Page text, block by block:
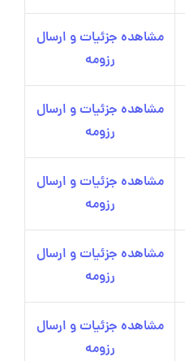
مشاهده جزئیات و ارسال
رزومه
مشاهده جزئیات و ارسال
رزومه
مشاهده جزئیات و ارسال
رزومه
مشاهده جزئیات و ارسال
رزومه
مشاهده جزئیات و ارسال
رزومه